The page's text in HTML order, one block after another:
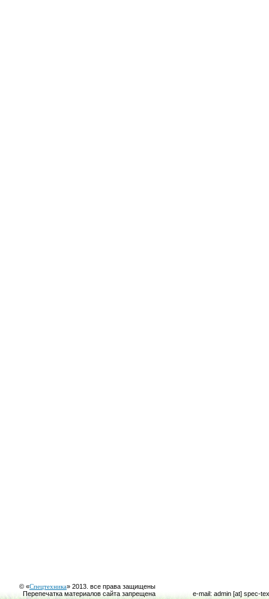
© «Спецтехника» 2013. все права защищены
Перепечатка материалов сайта запрещена
e-mail: admin [at] spec-